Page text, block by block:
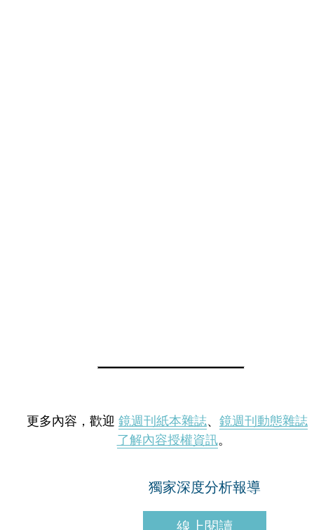
更多內容，歡迎 鏡週刊紙本雜誌、 鏡週刊動態雜誌
了解內容授權資訊。
獨家深度分析報導
線上閱讀